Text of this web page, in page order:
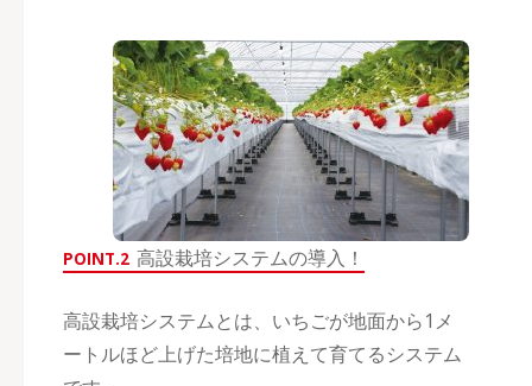
POINT.2 高設栽培システムの導入！
高設栽培システムとは、いちごが地面から1メ
ートルほど上げた培地に植えて育てるシステム